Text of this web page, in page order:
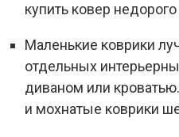
купить ковер
Маленькие коврики
отдельных
диваном или
и мохнатые коврики